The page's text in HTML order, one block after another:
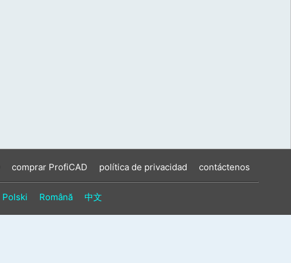
comprar ProfiCAD política de privacidad contáctenos
Polski Română 中文